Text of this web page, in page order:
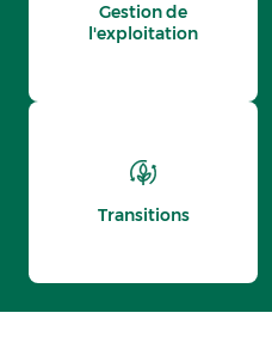
Gestion de
l'exploitation
Transitions